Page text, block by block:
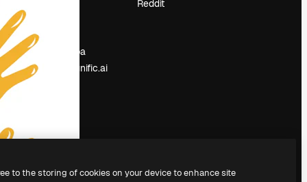
contenuti
Sala stampa
Cerchi magnific.ai
Reddit
to the storing of cookies on your device to enhance site